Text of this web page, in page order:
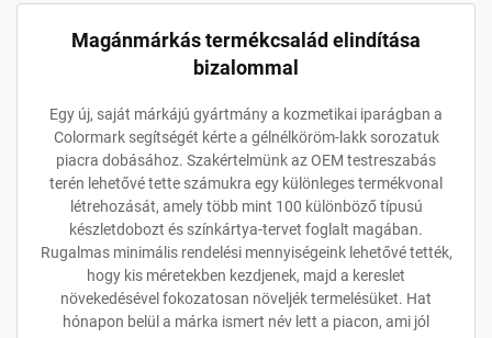
Magánmárkás termékcsalád elindítása
bizalommal
Egy új, saját márkájú gyártmány a kozmetikai iparágban a
Colormark segítségét kérte a gélnélköröm-lakk sorozatuk
piacra dobásához. Szakértelmünk az OEM testreszabás
terén lehetővé tette számukra egy különleges termékvonal
létrehozását, amely több mint 100 különböző típusú
készletdobozt és színkártya-tervet foglalt magában.
Rugalmas minimális rendelési mennyiségeink lehetővé tették,
hogy kis méretekben kezdjenek, majd a kereslet
növekedésével fokozatosan növeljék termelésüket. Hat
hónapon belül a márka ismert név lett a piacon, ami jól